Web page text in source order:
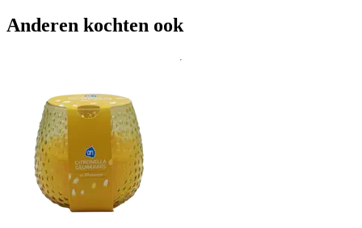
Anderen kochten ook